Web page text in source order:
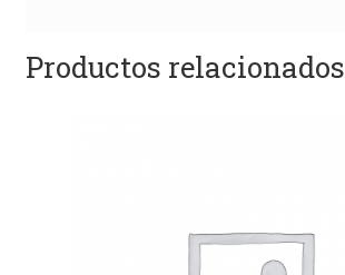
Productos relacionados